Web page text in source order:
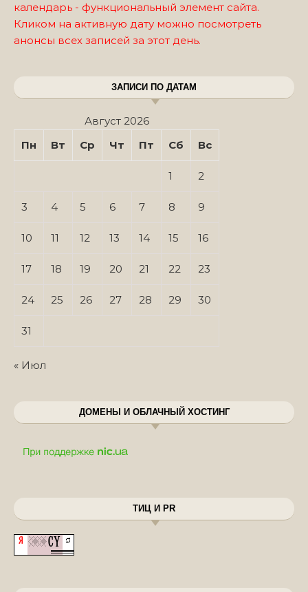
календарь - функциональный элемент сайта.
Кликом на активную дату можно посмотреть
анонсы всех записей за этот день.
ЗАПИСИ ПО ДАТАМ
Август 2026
Пн
Вт Ср Чт Пт Сб Вс
1 2
3 4 5 6 7 8 9
10 11 12 13 14 15 16
17 18 19 20 21 22 23
24 25 26 27 28 29 30
31
« Июл
ДОМЕНЫ И ОБЛАЧНЫЙ ХОСТИНГ
ТИЦ И PR